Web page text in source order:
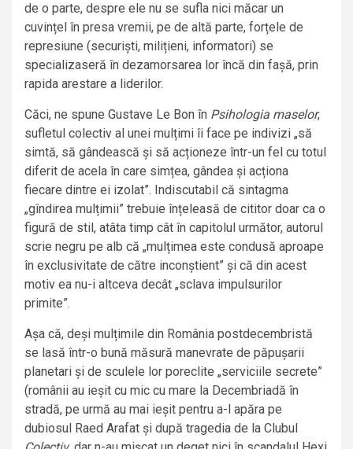
de o parte, despre ele nu se sufla nici măcar un
cuvințel în presa vremii, pe de altă parte, forțele de
represiune (securiști, milițieni, informatori) se
specializaseră în dezamorsarea lor încă din fașă, prin
rapida arestare a liderilor.
Căci, ne spune Gustave Le Bon în Psihologia maselor,
sufletul colectiv al unei mulțimi îi face pe indivizi „să
simtă, să gândească și să acționeze într-un fel cu totul
diferit de acela în care simțea, gândea și acționa
fiecare dintre ei izolat”. Indiscutabil că sintagma
„gîndirea mulțimii” trebuie înțeleasă de cititor doar ca o
figură de stil, atâta timp cât în capitolul următor, autorul
scrie negru pe alb că „mulțimea este condusă aproape
în exclusivitate de către inconștient” și că din acest
motiv ea nu-i altceva decât „sclava impulsurilor
primite”.
Așa că, deși mulțimile din România postdecembristă
se lasă într-o bună măsură manevrate de păpușarii
planetari și de sculele lor poreclite „serviciile secrete”
(românii au ieșit cu mic cu mare la Decembriadă în
stradă, pe urmă au mai ieșit pentru a-l apăra pe
dubiosul Raed Arafat și după tragedia de la Clubul